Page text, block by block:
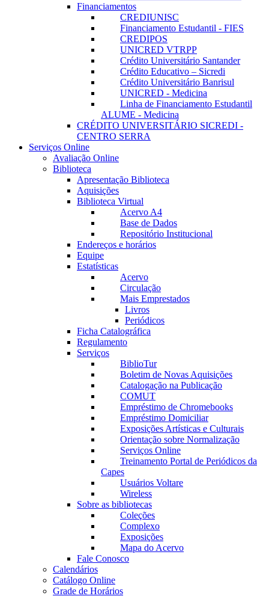
Financiamentos
CREDIUNISC
Financiamento Estudantil - FIES
CREDIPOS
UNICRED VTRPP
Crédito Universitário Santander
Crédito Educativo – Sicredi
Crédito Universitário Banrisul
UNICRED - Medicina
Linha de Financiamento Estudantil
ALUME - Medicina
CRÉDITO UNIVERSITÁRIO SICREDI -
CENTRO SERRA
Serviços Online
Avaliação Online
Biblioteca
Apresentação Biblioteca
Aquisições
Biblioteca Virtual
Acervo A4
Base de Dados
Repositório Institucional
Endereços e horários
Equipe
Estatísticas
Acervo
Circulação
Mais Emprestados
Livros
Periódicos
Ficha Catalográfica
Regulamento
Serviços
BiblioTur
Boletim de Novas Aquisições
Catalogação na Publicação
COMUT
Empréstimo de Chromebooks
Empréstimo Domiciliar
Exposições Artísticas e Culturais
Orientação sobre Normalização
Serviços Online
Treinamento Portal de Periódicos da
Capes
Usuários Voltare
Wireless
Sobre as bibliotecas
Coleções
Complexo
Exposições
Mapa do Acervo
Fale Conosco
Calendários
Catálogo Online
Grade de Horários